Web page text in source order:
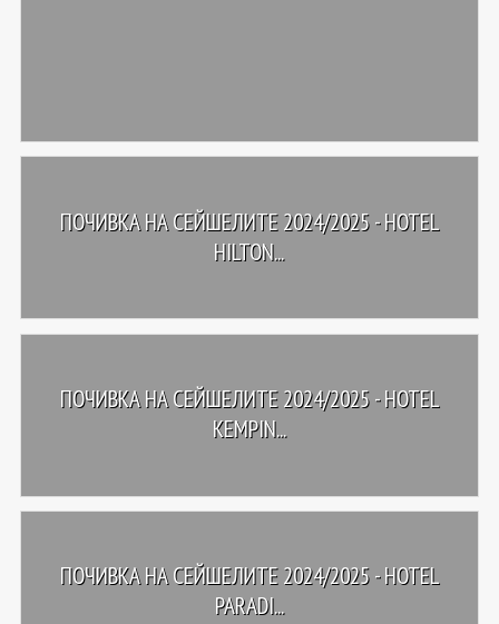
ПОЧИВКА НА СЕЙШЕЛИТЕ 2024/2025 - HOTEL
HILTON...
ПОЧИВКА НА СЕЙШЕЛИТЕ 2024/2025 - HOTEL
KEMPIN...
ПОЧИВКА НА СЕЙШЕЛИТЕ 2024/2025 - HOTEL
PARADI...